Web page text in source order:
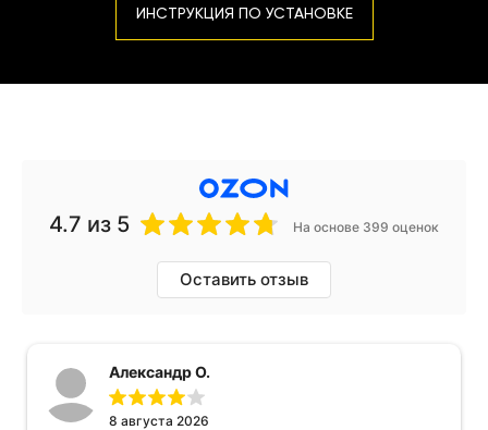
ИНСТРУКЦИЯ ПО УСТАНОВКЕ
4.7 из 5 На основе 399 оценок
Оставить отзыв
Александр О.
8 августа 2026